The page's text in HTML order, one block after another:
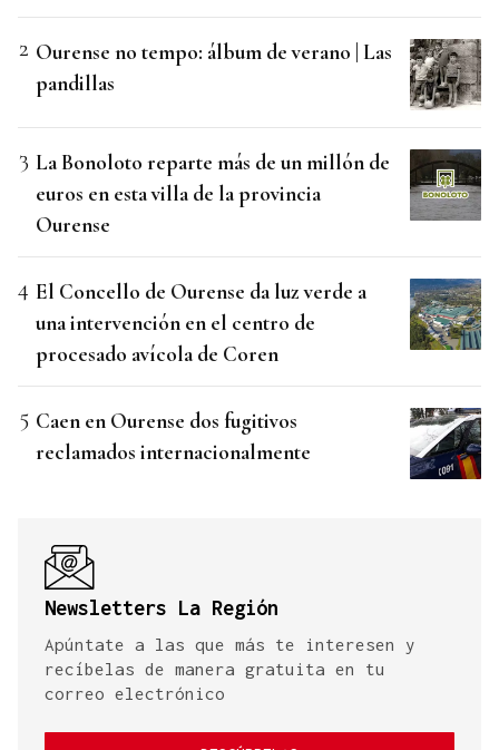
Ourense no tempo: álbum de verano | Las
pandillas
La Bonoloto reparte más de un millón de
euros en esta villa de la provincia
Ourense
El Concello de Ourense da luz verde a
una intervención en el centro de
procesado avícola de Coren
Caen en Ourense dos fugitivos
reclamados internacionalmente
Newsletters La Región
Apúntate a las que más te interesen y
recíbelas de manera gratuita en tu
correo electrónico